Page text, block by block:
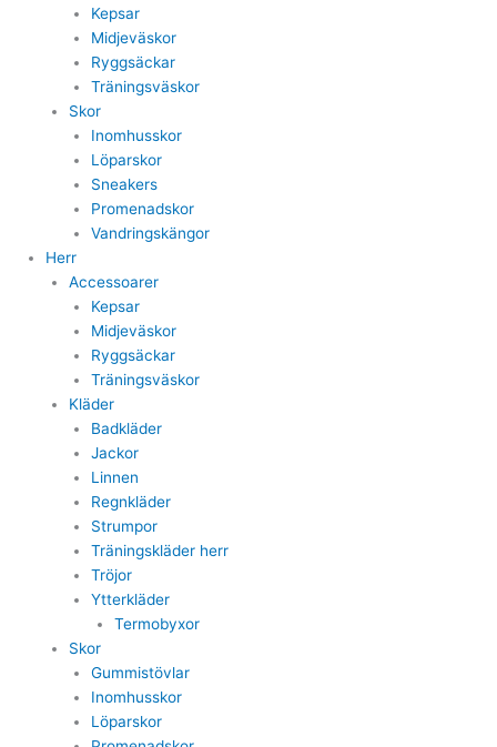
Kepsar
Midjeväskor
Ryggsäckar
Träningsväskor
Skor
Inomhusskor
Löparskor
Sneakers
Promenadskor
Vandringskängor
Herr
Accessoarer
Kepsar
Midjeväskor
Ryggsäckar
Träningsväskor
Kläder
Badkläder
Jackor
Linnen
Regnkläder
Strumpor
Träningskläder herr
Tröjor
Ytterkläder
Termobyxor
Skor
Gummistövlar
Inomhusskor
Löparskor